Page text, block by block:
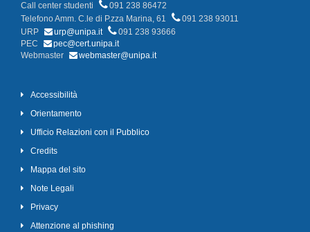
Call center studenti
091 238 86472
Telefono Amm. C.le di P.zza Marina, 61
091 238 93011
URP
urp@unipa.it
091 238 93666
PEC
pec@cert.unipa.it
Webmaster
webmaster@unipa.it
Accessibilità
Orientamento
Ufficio Relazioni con il Pubblico
Credits
Mappa del sito
Note Legali
Privacy
Attenzione al phishing